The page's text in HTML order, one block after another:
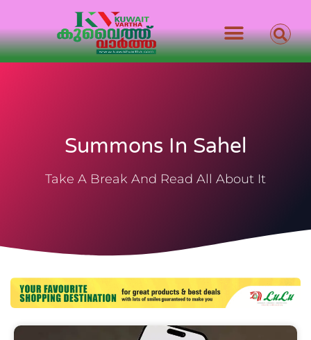
Summons In Sahel
Take A Break And Read All About It